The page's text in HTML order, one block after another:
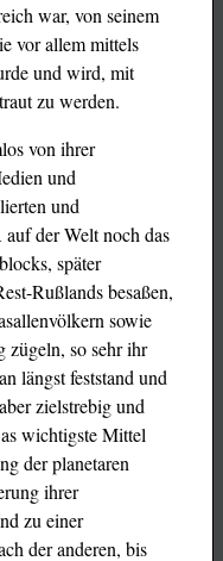
war, von seinem
vor allem mittels
und wird, mit
zu werden.
von ihrer
und
und
der Welt noch das
später
Rußlands besaßen,
sowie
zügeln, so sehr ihr
längst feststand und
zielstrebig und
wichtigste Mittel
der planetaren
ihrer
zu einer
der anderen, bis